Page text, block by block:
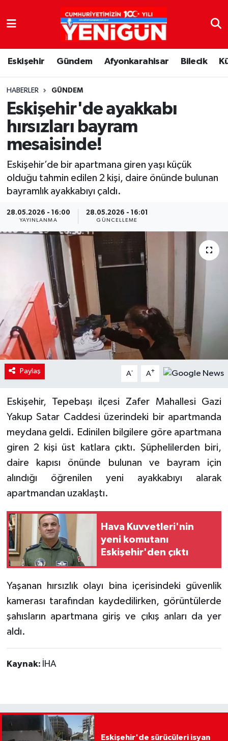
Eskişehir Gündem Afyonkarahisar Bilecik
HABERLER GÜNDEM
Eskişehir'de ayakkabı
hırsızları bayram
mesaisinde!
Eskişehir’de bir apartmana giren yaşı küçük
olduğu tahmin edilen 2 kişi, daire önünde bulunan
bayramlık ayakkabıyı çaldı.
28.05.2026 - 16:00
YAYINLANMA
28.05.2026 - 16:01
GÜNCELLEME
Paylaş A- A+
Eskişehir, Tepebaşı ilçesi Zafer Mahallesi Gazi
Yakup Satar Caddesi üzerindeki bir apartmanda
meydana geldi. Edinilen bilgilere göre apartmana
giren 2 kişi üst katlara çıktı. Şüphelilerden biri,
daire kapısı önünde bulunan ve bayram için
alındığı öğrenilen yeni ayakkabıyı alarak
apartmandan uzaklaştı.
Hava Kuvvetleri'nin
yeni komutanı
Eskişehir'den çıktı
Yaşanan hırsızlık olayı bina içerisindeki güvenlik
kamerası tarafından kaydedilirken, görüntülerde
şahısların apartmana giriş ve çıkış anları da yer
aldı.
Kaynak: İHA
Eskişehir'de sürücüleri isyan
Nöbetçi Eczaneler
Hava Durumu
Trafik Durumu
Süper Lig Puan Durumu ve Fikstür
Tüm Manşetler
Son Dakika Haberleri
Haber Arşivi